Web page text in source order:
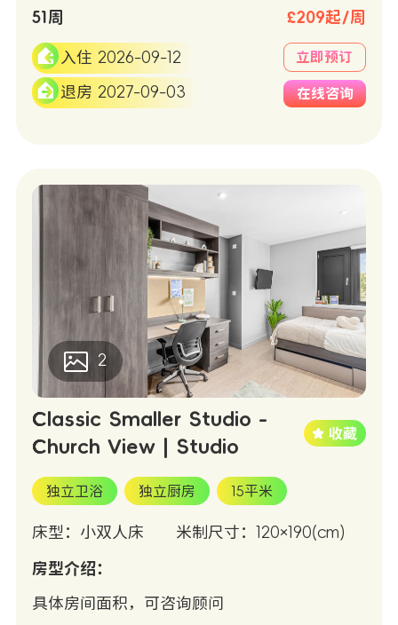
51周 £209起/周
入住 2026-09-12
退房 2027-09-03
立即预订
在线咨询
2
Classic Smaller Studio -
Church View | Studio
独立卫浴 独立厨房 15平米
床型：小双人床 米制尺寸：120×190(cm)
房型介绍：
具体房间面积，可咨询顾问